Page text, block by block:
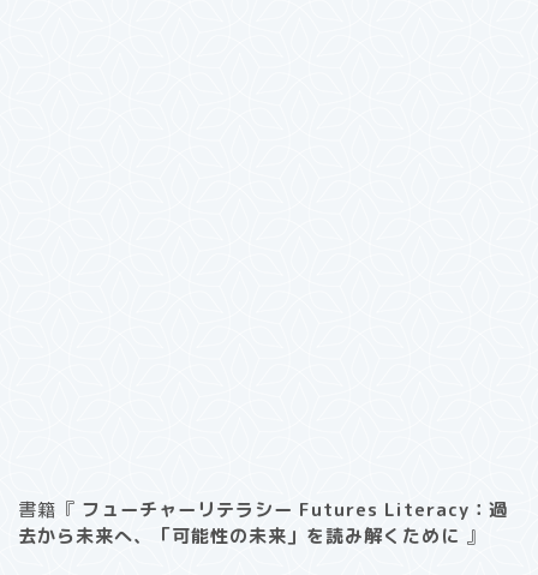
書籍『 フューチャーリテラシー Futures Literacy：過
去から未来へ、「可能性の未来」を読み解くために 』